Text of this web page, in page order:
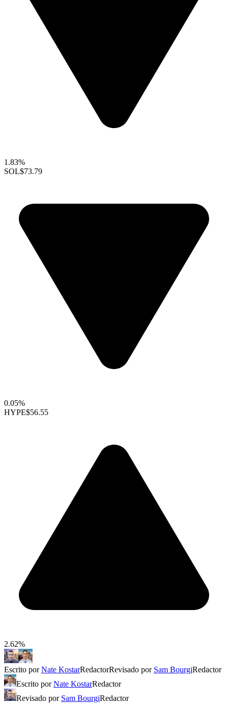
1.83%
SOL$73.79
0.05%
HYPE$56.55
2.62%
Escrito porNate KostarRedactorRevisado por Sam BourgiRedactor
Escrito porNate KostarRedactor
Revisado por Sam BourgiRedactor